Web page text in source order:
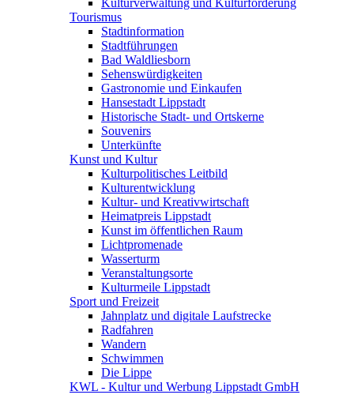
Kulturverwaltung und Kulturförderung
Tourismus
Stadtinformation
Stadtführungen
Bad Waldliesborn
Sehenswürdigkeiten
Gastronomie und Einkaufen
Hansestadt Lippstadt
Historische Stadt- und Ortskerne
Souvenirs
Unterkünfte
Kunst und Kultur
Kulturpolitisches Leitbild
Kulturentwicklung
Kultur- und Kreativwirtschaft
Heimatpreis Lippstadt
Kunst im öffentlichen Raum
Lichtpromenade
Wasserturm
Veranstaltungsorte
Kulturmeile Lippstadt
Sport und Freizeit
Jahnplatz und digitale Laufstrecke
Radfahren
Wandern
Schwimmen
Die Lippe
KWL - Kultur und Werbung Lippstadt GmbH